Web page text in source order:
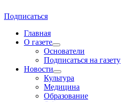
Подписаться
Главная
О газете
Основатели
Подписаться на газету
Новости
Культура
Медицина
Образование